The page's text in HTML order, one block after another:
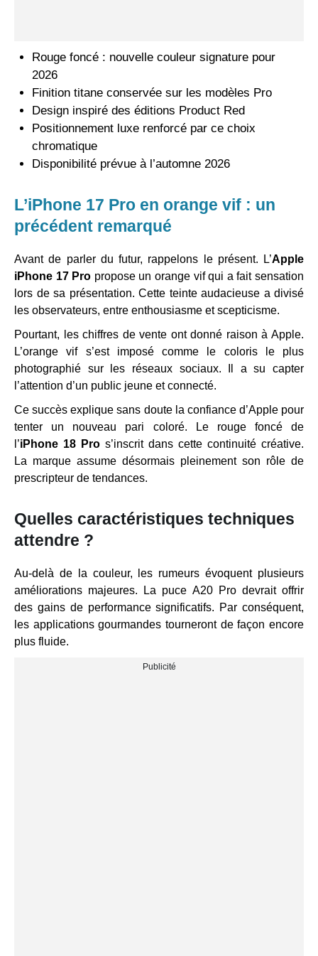
Rouge foncé : nouvelle couleur signature pour
2026
Finition titane conservée sur les modèles Pro
Design inspiré des éditions Product Red
Positionnement luxe renforcé par ce choix
chromatique
Disponibilité prévue à l’automne 2026
L’iPhone 17 Pro en orange vif : un
précédent remarqué
Avant de parler du futur, rappelons le présent. L’Apple
iPhone 17 Pro propose un orange vif qui a fait sensation
lors de sa présentation. Cette teinte audacieuse a divisé
les observateurs, entre enthousiasme et scepticisme.
Pourtant, les chiffres de vente ont donné raison à Apple.
L’orange vif s’est imposé comme le coloris le plus
photographié sur les réseaux sociaux. Il a su capter
l’attention d’un public jeune et connecté.
Ce succès explique sans doute la confiance d’Apple pour
tenter un nouveau pari coloré. Le rouge foncé de
l’iPhone 18 Pro s’inscrit dans cette continuité créative.
La marque assume désormais pleinement son rôle de
prescripteur de tendances.
Quelles caractéristiques techniques
attendre ?
Au-delà de la couleur, les rumeurs évoquent plusieurs
améliorations majeures. La puce A20 Pro devrait offrir
des gains de performance significatifs. Par conséquent,
les applications gourmandes tourneront de façon encore
plus fluide.